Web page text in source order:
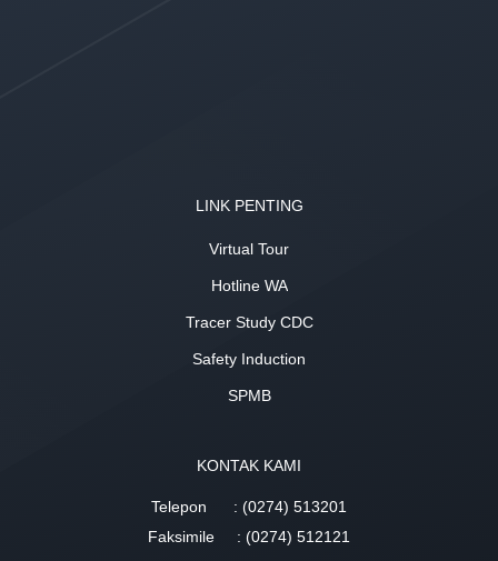
LINK PENTING
Virtual Tour
Hotline WA
Tracer Study CDC
Safety Induction
SPMB
KONTAK KAMI
Telepon
: (0274) 513201
Faksimile
: (0274) 512121